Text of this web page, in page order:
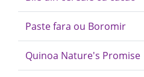
Paste fara ou Boromir
Quinoa Nature's Promise